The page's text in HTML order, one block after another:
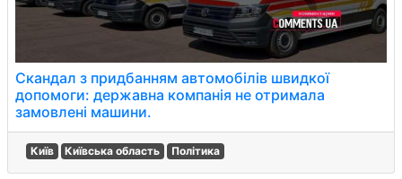
Скандал з придбанням автомобілів швидкої
допомоги: державна компанія не отримала
замовлені машини.
Київ Київська область Політика